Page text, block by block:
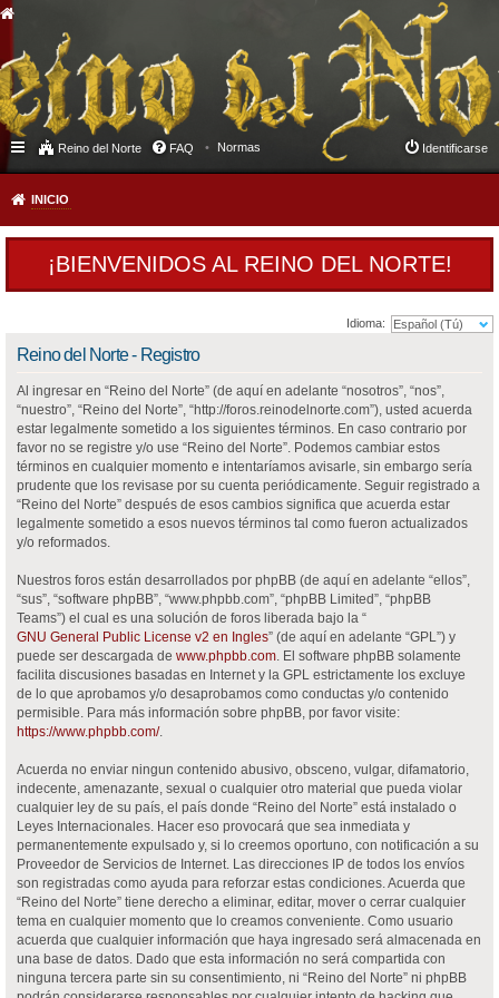
Reino del Norte FAQ Normas Identificarse
INICIO
¡BIENVENIDOS AL REINO DEL NORTE!
Idioma:
Reino del Norte - Registro
Al ingresar en “Reino del Norte” (de aquí en adelante “nosotros”, “nos”,
“nuestro”, “Reino del Norte”, “http://foros.reinodelnorte.com”), usted acuerda
estar legalmente sometido a los siguientes términos. En caso contrario por
favor no se registre y/o use “Reino del Norte”. Podemos cambiar estos
términos en cualquier momento e intentaríamos avisarle, sin embargo sería
prudente que los revisase por su cuenta periódicamente. Seguir registrado a
“Reino del Norte” después de esos cambios significa que acuerda estar
legalmente sometido a esos nuevos términos tal como fueron actualizados
y/o reformados.
Nuestros foros están desarrollados por phpBB (de aquí en adelante “ellos”,
“sus”, “software phpBB”, “www.phpbb.com”, “phpBB Limited”, “phpBB
Teams”) el cual es una solución de foros liberada bajo la “
GNU General Public License v2 en Ingles” (de aquí en adelante “GPL”) y
puede ser descargada de www.phpbb.com. El software phpBB solamente
facilita discusiones basadas en Internet y la GPL estrictamente los excluye
de lo que aprobamos y/o desaprobamos como conductas y/o contenido
permisible. Para más información sobre phpBB, por favor visite:
https://www.phpbb.com/.
Acuerda no enviar ningun contenido abusivo, obsceno, vulgar, difamatorio,
indecente, amenazante, sexual o cualquier otro material que pueda violar
cualquier ley de su país, el país donde “Reino del Norte” está instalado o
Leyes Internacionales. Hacer eso provocará que sea inmediata y
permanentemente expulsado y, si lo creemos oportuno, con notificación a su
Proveedor de Servicios de Internet. Las direcciones IP de todos los envíos
son registradas como ayuda para reforzar estas condiciones. Acuerda que
“Reino del Norte” tiene derecho a eliminar, editar, mover o cerrar cualquier
tema en cualquier momento que lo creamos conveniente. Como usuario
acuerda que cualquier información que haya ingresado será almacenada en
una base de datos. Dado que esta información no será compartida con
ninguna tercera parte sin su consentimiento, ni “Reino del Norte” ni phpBB